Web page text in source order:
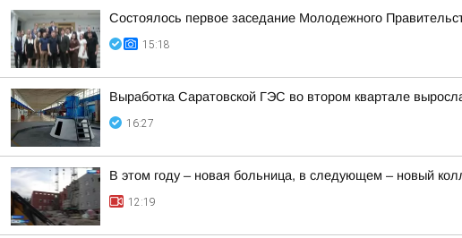
Состоялось первое заседание Молодежного
15:18
Выработка Саратовской ГЭС во втором квартале
16:27
В этом году – новая больница, в следующем – новый
12:19